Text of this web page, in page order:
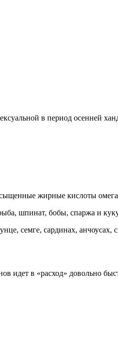
в период осенней
жирные кислоты
шпинат, бобы, спаржа и
семге, сардинах,
в «расход» довольно